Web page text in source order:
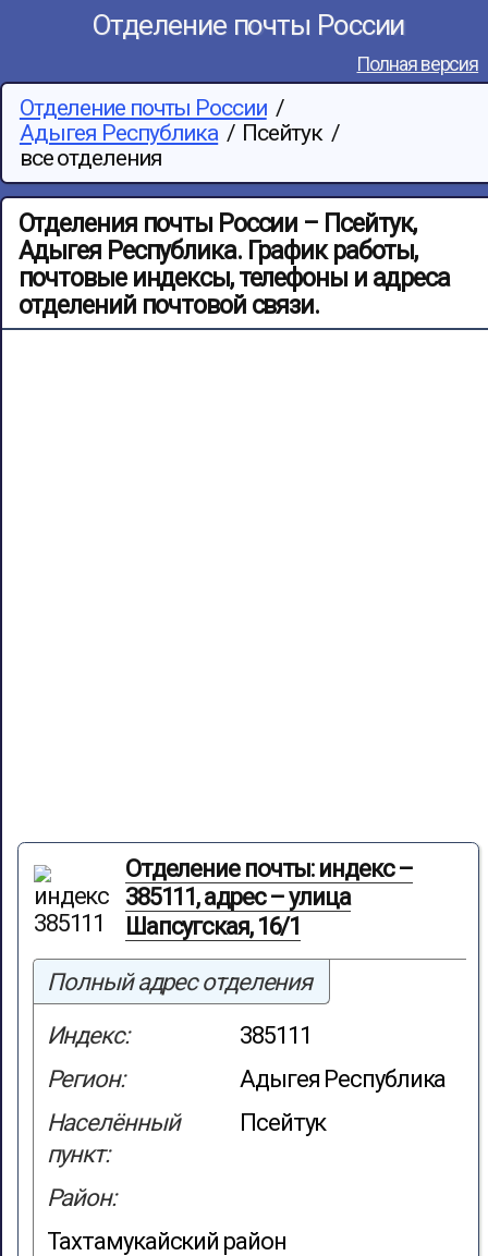
Отделение почты России
Полная версия
Отделение почты России /
Адыгея Республика / Псейтук /
все отделения
Отделения почты России – Псейтук,
Адыгея Республика. График работы,
почтовые индексы, телефоны и адреса
отделений почтовой связи.
Отделение почты: индекс –
385111, адрес – улица
Шапсугская, 16/1
Полный адрес отделения
Индекс:
385111
Регион:
Адыгея Республика
Населённый
пункт:
Псейтук
Район:
Тахтамукайский район